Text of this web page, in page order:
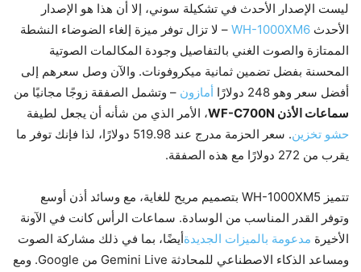
ليست الإصدار الأحدث في تشكيلة سوني، إلا أن هذا هو الإصدار
الأحدث WH-1000XM6 – لا تزال توفر ميزة إلغاء الضوضاء النشطة
الممتازة والصوت الغني بالتفاصيل وجودة المكالمات الصوتية
المحسنة بفضل تضمين ثمانية ميكروفونات. والآن وصل سعرهم إلى
أفضل سعر وهو 248 دولارًا
أمازون – وتشمل الصفقة زوجًا مجانيًا من
سماعات الأذن WF-C700N
، الأمر الذي من شأنه أن يجعل لطيفة
حشو تخزين
. سعر الحزمة مدرج عند 519.98 دولارًا، لذا فإنك توفر ما
يقرب من 272 دولارًا مع هذه الصفقة.
تتميز WH-1000XM5 بتصميم مريح للغاية، مع وسائد أذن أوسع
وتوفر القدر المناسب من الوسادة. سماعات الرأس كانت في الآونة
الأخيرة مدعومة بالميزات الجديدةأيضًا، بما في ذلك مشاركة الصوت
ومساعد الذكاء الاصطناعي للمحادثة Gemini Live من Google. ومع